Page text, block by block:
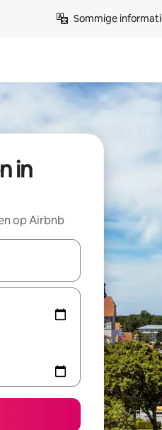
Sommige
in
op Airbnb
maak je een keuze met je